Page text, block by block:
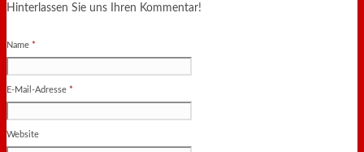
Hinterlassen Sie uns Ihren Kommentar!
Name *
E-Mail-Adresse *
Website